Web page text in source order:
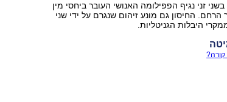
זני נגיף הפפילומה האנושי העובר ביחסי מין
צוואר הרחם. החיסון גם מונע זיהום שנגרם על ידי שני